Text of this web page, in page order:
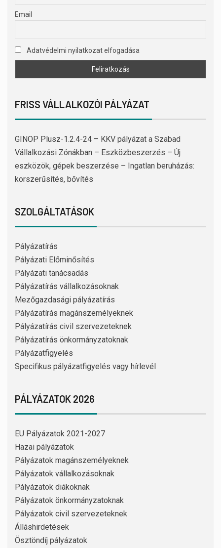
Email
Adatvédelmi nyilatkozat elfogadása
FRISS VÁLLALKOZÓI PÁLYÁZAT
GINOP Plusz-1.2.4-24 – KKV pályázat a Szabad
Vállalkozási Zónákban – Eszközbeszerzés – Új
eszközök, gépek beszerzése – Ingatlan beruházás:
korszerűsítés, bővítés
SZOLGÁLTATÁSOK
Pályázatírás
Pályázati Előminősítés
Pályázati tanácsadás
Pályázatírás vállalkozásoknak
Mezőgazdasági pályázatírás
Pályázatírás magánszemélyeknek
Pályázatírás civil szervezeteknek
Pályázatírás önkormányzatoknak
Pályázatfigyelés
Specifikus pályázatfigyelés vagy hírlevél
PÁLYÁZATOK 2026
EU Pályázatok 2021-2027
Hazai pályázatok
Pályázatok magánszemélyeknek
Pályázatok vállalkozásoknak
Pályázatok diákoknak
Pályázatok önkormányzatoknak
Pályázatok civil szervezeteknek
Álláshirdetések
Ösztöndíj pályázatok